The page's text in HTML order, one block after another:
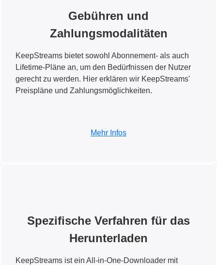
Gebühren und
Zahlungsmodalitäten
KeepStreams bietet sowohl Abonnement- als auch
Lifetime-Pläne an, um den Bedürfnissen der Nutzer
gerecht zu werden. Hier erklären wir KeepStreams'
Preispläne und Zahlungsmöglichkeiten.
Mehr Infos
Spezifische Verfahren für das
Herunterladen
KeepStreams ist ein All-in-One-Downloader mit